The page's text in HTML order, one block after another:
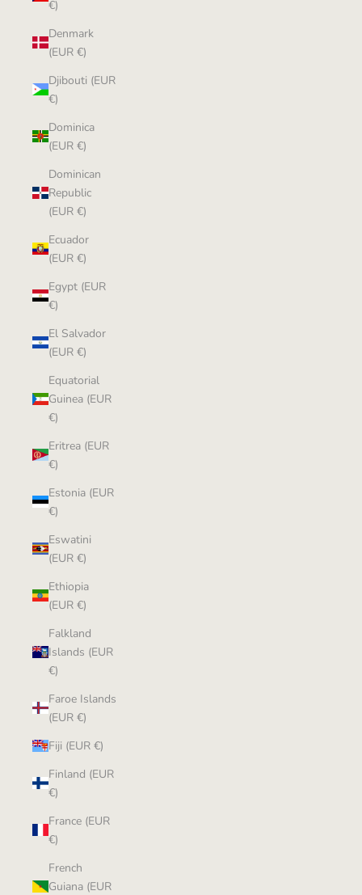
€)
Denmark
(EUR €)
Djibouti (EUR
€)
Dominica
(EUR €)
Dominican
Republic
(EUR €)
Ecuador
(EUR €)
Egypt (EUR
€)
El Salvador
(EUR €)
Equatorial
Guinea (EUR
€)
Eritrea (EUR
€)
Estonia (EUR
€)
Eswatini
(EUR €)
Ethiopia
(EUR €)
Falkland
Islands (EUR
€)
Faroe Islands
(EUR €)
Fiji (EUR €)
Finland (EUR
€)
France (EUR
€)
French
Guiana (EUR